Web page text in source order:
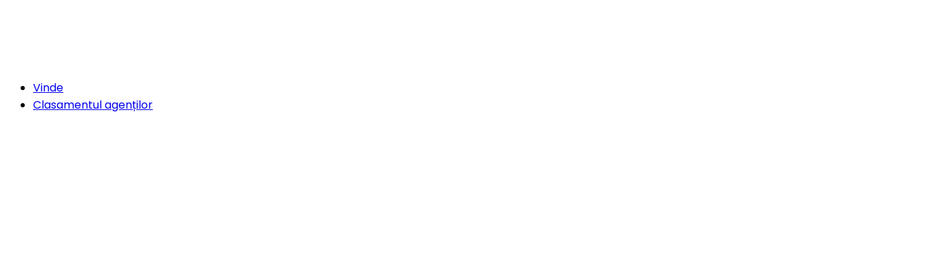
Vinde
Clasamentul agenților